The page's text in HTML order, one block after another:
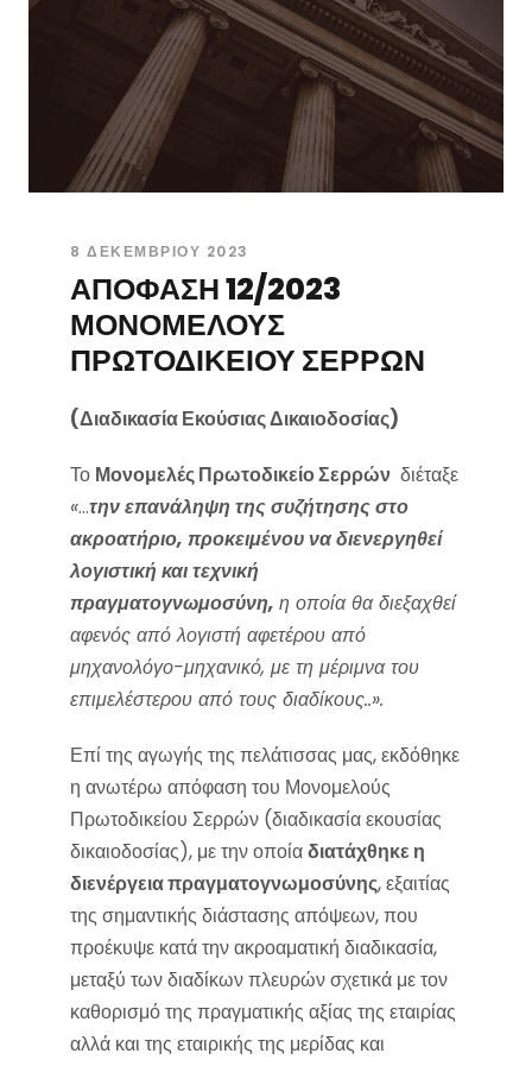
8 ΔΕΚΕΜΒΡΊΟΥ 2023
ΑΠΟΦΑΣΗ 12/2023
ΜΟΝΟΜΕΛΟΥΣ
ΠΡΩΤΟΔΙΚΕΙΟΥ ΣΕΡΡΩΝ
(Διαδικασία Εκούσιας Δικαιοδοσίας)
Το Μονομελές Πρωτοδικείο Σερρών διέταξε
«…την επανάληψη της συζήτησης στο
ακροατήριο, προκειμένου να διενεργηθεί
λογιστική και τεχνική
πραγματογνωμοσύνη, η οποία θα διεξαχθεί
αφενός από λογιστή αφετέρου από
μηχανολόγο-μηχανικό, με τη μέριμνα του
επιμελέστερου από τους διαδίκους..».
Επί της αγωγής της πελάτισσας μας, εκδόθηκε
η ανωτέρω απόφαση του Μονομελούς
Πρωτοδικείου Σερρών (διαδικασία εκουσίας
δικαιοδοσίας), με την οποίαδιατάχθηκε η
διενέργεια πραγματογνωμοσύνης, εξαιτίας
της σημαντικής διάστασης απόψεων, που
προέκυψε κατά την ακροαματική διαδικασία,
μεταξύ των διαδίκων πλευρών σχετικά με τον
καθορισμό της πραγματικής αξίας της εταιρίας
αλλά και της εταιρικής της μερίδας και